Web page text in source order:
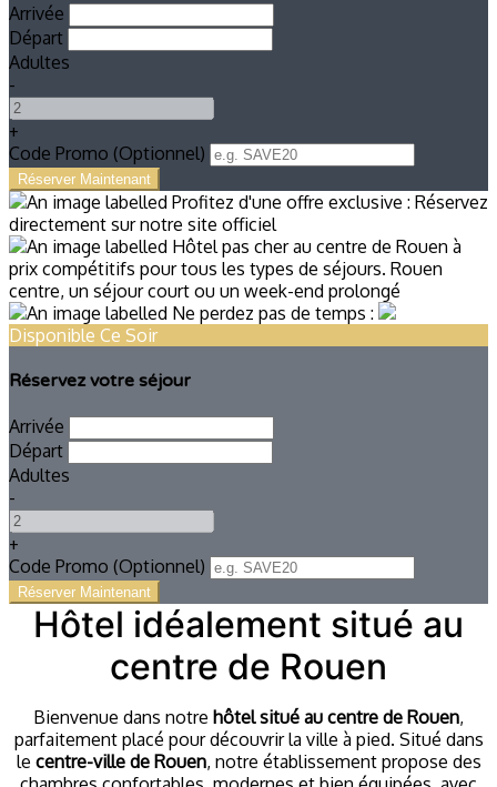
Arrivée
Départ
Adultes
-
+
Code Promo (Optionnel)
Disponible Ce Soir
Réservez votre séjour
Arrivée
Départ
Adultes
-
+
Code Promo (Optionnel)
Hôtel idéalement situé au
centre de Rouen
Bienvenue dans notre hôtel situé au centre de Rouen,
parfaitement placé pour découvrir la ville à pied. Situé dans
le centre-ville de Rouen, notre établissement propose des